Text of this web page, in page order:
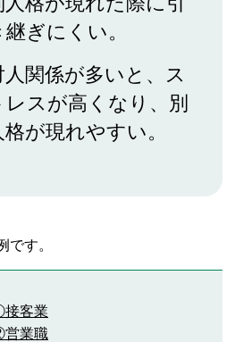
継ぎにくい。
人関係が多いと、ス
レスが高くなり、別
格が現れやすい。
です。
客業
業職